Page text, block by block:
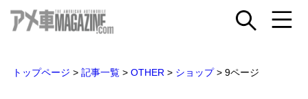
トップページ > 記事一覧 > OTHER > ショップ > 9ページ